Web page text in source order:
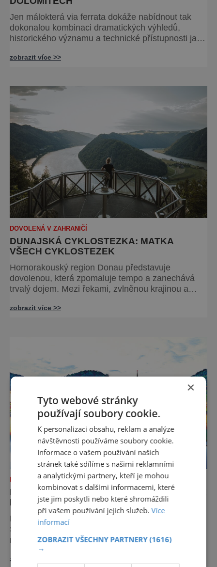
Jen málokterá via ferrata dokáže nabídnout tak
dokonalou kombinaci dramatických výhledů,
historického významu a technické přístupnosti jako
představuje vstupní bránu do legendárního
nejkrásnějších vysokohorských tras na světě.
Přestože samotná ferrata nepatří mezi techn
zobrazit více >>
DOVOLENÁ V ZAHRANIČÍ
DUNAJSKÁ CYKLOSTEZKA: MATKA
VŠECH CYKLOSTEZEK
Hornorakouský region Donau představuje
dovolenou, která zpomaluje tempo a zanechává
trvalý dojem. Mezi řekami, zvlněnou krajinou a
gastronomie a kultura v zážitky, které mají
zobrazit více >>
DOVOLENÁ V ZAHRANIČÍ
BAD SCHANDAU NABÍZÍ HUDEBNÍ ZÁŽITEK
I POD VODOU
Není daleko a nabízí nevšední zážitek. Bad
Schandau není jen půvabné lázeňské město, ale i
místo překvapení. V místním bazénu si totiž
můžete vychutnat koncert přímo ve vodě.
Nádherně osvěžující místo leží jen 8 kilometrů od
zobrazit více >>
×
Tyto webové stránky
používají soubory cookie.
K personalizaci obsahu, reklam a analýze
návštěvnosti používáme soubory cookie.
Informace o vašem používání našich
stránek také sdílíme s našimi reklamními
a analytickými partnery, kteří je mohou
kombinovat s dalšími informacemi, které
jste jim poskytli nebo které shromáždili
při vašem používání jejich služeb.Více
informací
ZOBRAZIT VŠECHNY PARTNERY(1616)
→